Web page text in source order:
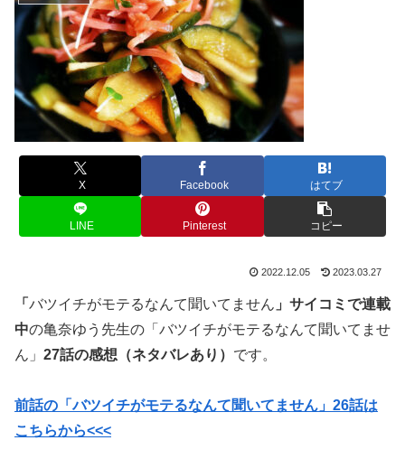
X Facebook はてブ
LINE Pinterest コピー
2022.12.05 2023.03.27
「 バツイチがモテるなんて聞いてません 」サイコミ で連載
中の亀奈ゆう先生の「バツイチがモテるなんて聞いてませ
ん」 27話の感想（ネタバレあり） です。
前話の「バツイチがモテるなんて聞いてません」26話は
こちらから<<<